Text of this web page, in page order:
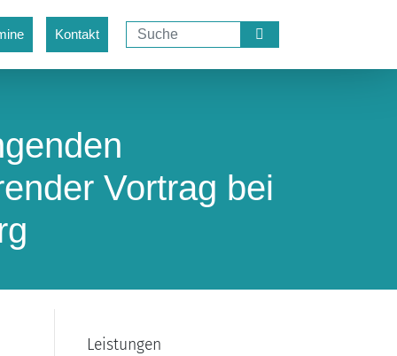
Kontakt
Vortrag bei
Leistungen